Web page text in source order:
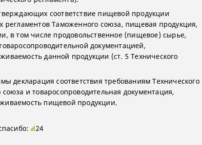
соответствие пищевой продукции
регламентов Таможенного союза, пищевая продукция,
в том числе продовольственное (пищевое) сырье,
документацией,
данной продукции (ст. 5 Технического
декларация соответствия требованиям Технического
и товаросопроводительная документация,
пищевой продукции.
24